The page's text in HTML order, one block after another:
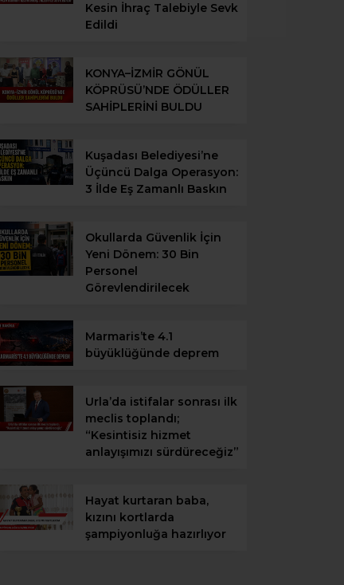
Kesin İhraç Talebiyle Sevk
Edildi
KONYA–İZMİR GÖNÜL
KÖPRÜSÜ’NDE ÖDÜLLER
SAHİPLERİNİ BULDU
Kuşadası Belediyesi’ne
Üçüncü Dalga Operasyon:
3 İlde Eş Zamanlı Baskın
Okullarda Güvenlik İçin
Yeni Dönem: 30 Bin
Personel
Görevlendirilecek
Marmaris’te 4.1
büyüklüğünde deprem
Urla’da istifalar sonrası ilk
meclis toplandı;
“Kesintisiz hizmet
anlayışımızı sürdüreceğiz”
Hayat kurtaran baba,
kızını kortlarda
şampiyonluğa hazırlıyor